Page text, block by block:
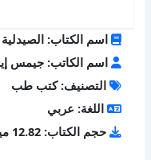
اسم الكتاب:
اسم الكاتب: جيمس
التصنيف: كتب طب
اللغة: عربي
حجم الكتاب: 12.82 ميجا بايت